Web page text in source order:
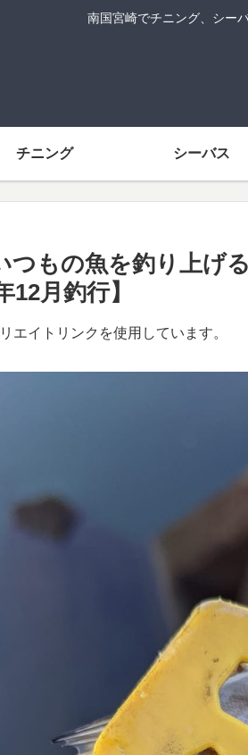
南国宮崎でチニング、シー
チニング シーバス
つもの魚を釣り上げ
12月釣行】
エイトリンクを使用しています。